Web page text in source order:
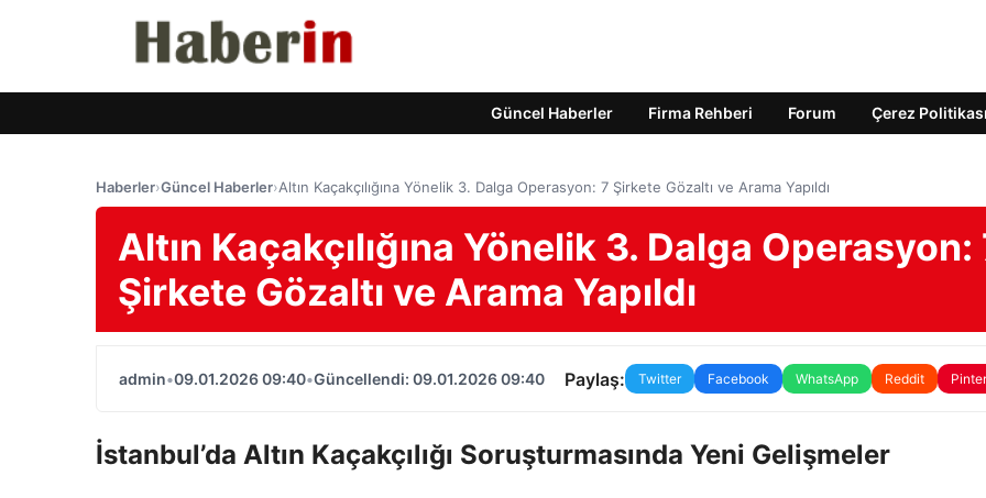
Güncel Haberler Firma Rehberi Forum Çerez Politikası
Haberler›Güncel Haberler›Altın Kaçakçılığına Yönelik 3. Dalga Operasyon: 7 Şirkete Gözaltı ve Arama Yapıldı
Altın Kaçakçılığına Yönelik 3. Dalga Operasyon:
Şirkete Gözaltı ve Arama Yapıldı
admin•09.01.2026 09:40•Güncellendi: 09.01.2026 09:40 Paylaş: Twitter Facebook WhatsApp Reddit
İstanbul’da Altın Kaçakçılığı Soruşturmasında Yeni Gelişmeler